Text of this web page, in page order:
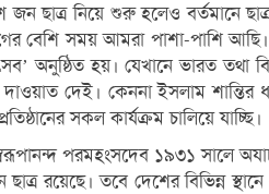
ছাত্র নিয়ে শুরু হলেও বর্তমানে
বেশি সময় আমরা পাশা-পাশি
হয়। যেখানে ভারত তথা
দেই। কেননা ইসলাম শান্তির
সকল কার্যক্রম চালিয়ে যাচ্ছি।
পরমহংসদেব ১৯৩১
রয়েছে। তবে দেশের বিভিন্ন